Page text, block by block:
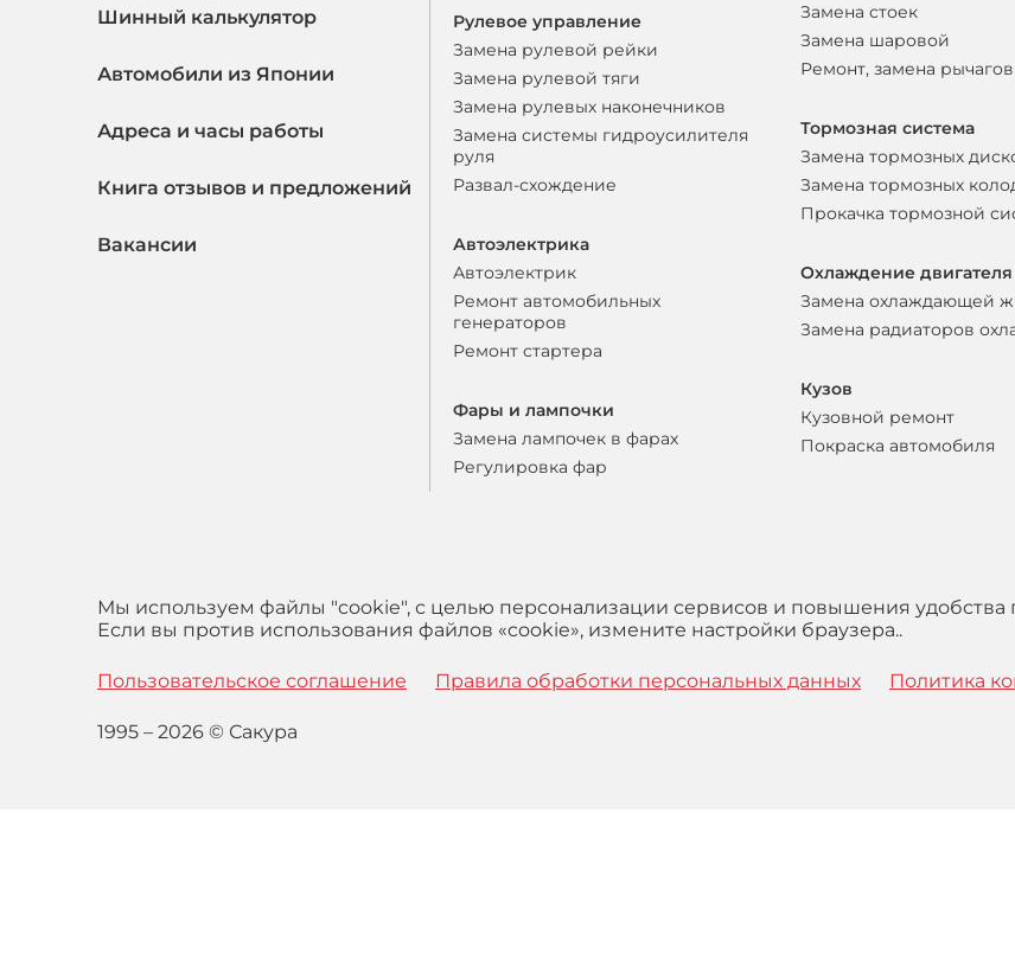
Шинный калькулятор
Автомобили из Японии
Адреса и часы работы
Книга отзывов и предложений
Вакансии
Рулевое управление
Замена рулевой рейки
Замена рулевой тяги
Замена рулевых наконечников
Замена системы гидроусилителя
руля
Развал-схождение
Автоэлектрика
Автоэлектрик
Ремонт автомобильных
генераторов
Ремонт стартера
Фары и лампочки
Замена лампочек в фарах
Регулировка фар
Замена стоек
Замена шаровой
Ремонт, замена
Тормозная система
Замена тормозных
Замена тормозных
Прокачка тормозной
Охлаждение двигателя
Замена охлаждающей
Замена радиаторов
Кузов
Кузовной ремонт
Покраска автомобиля
Мы используем файлы "cookie", с целью персонализации сервисов и повышения удобства
Если вы против использования файлов «cookie», измените настройки браузера..
Пользовательское соглашение Правила обработки персональных данных Политика
1995 – 2026 © Сакура